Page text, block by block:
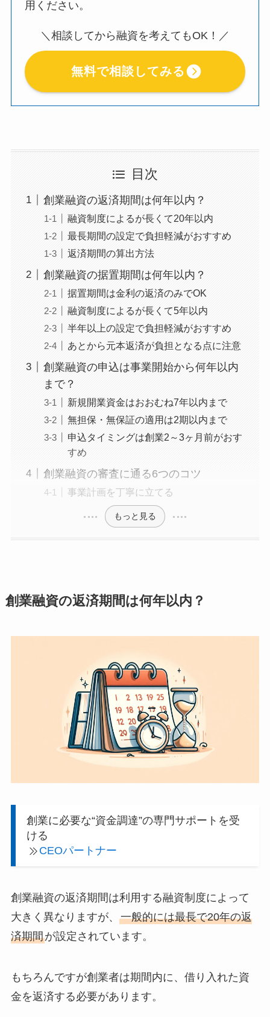
用ください。
＼相談してから融資を考えてもOK！／
無料で相談してみる
目次
創業融資の返済期間は何年以内？
融資制度によるが長くて20年以内
最長期間の設定で負担軽減がおすすめ
返済期間の算出方法
創業融資の据置期間は何年以内？
据置期間は金利の返済のみでOK
融資制度によるが長くて5年以内
半年以上の設定で負担軽減がおすすめ
あとから元本返済が負担となる点に注意
創業融資の申込は事業開始から何年以内
まで？
新規開業資金はおおむね7年以内まで
無担保・無保証の適用は2期以内まで
申込タイミングは創業2～3ヶ月前がおす
すめ
創業融資の審査に通る6つのコツ
事業計画を丁寧に立てる
もっと見る
創業融資の返済期間は何年以内？
創業に必要な“資金調達”の専門サポートを受
ける
CEOパートナー
創業融資の返済期間は利用する融資制度によって
大きく異なりますが、 一般的には最長で20年の返
済期間が設定されています。
もちろんですが創業者は期間内に、借り入れた資
金を返済する必要があります。